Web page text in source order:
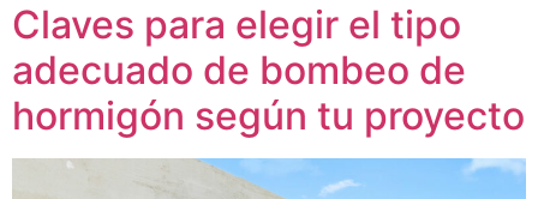
Claves para elegir el tipo
adecuado de bombeo de
hormigón según tu proyecto